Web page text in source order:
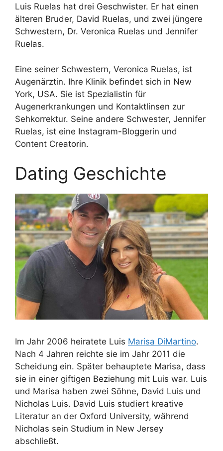
Luis Ruelas hat drei Geschwister. Er hat einen
älteren Bruder, David Ruelas, und zwei jüngere
Schwestern, Dr. Veronica Ruelas und Jennifer
Ruelas.
Eine seiner Schwestern, Veronica Ruelas, ist
Augenärztin. Ihre Klinik befindet sich in New
York, USA. Sie ist Spezialistin für
Augenerkrankungen und Kontaktlinsen zur
Sehkorrektur. Seine andere Schwester, Jennifer
Ruelas, ist eine Instagram-Bloggerin und
Content Creatorin.
Dating Geschichte
Im Jahr 2006 heiratete Luis Marisa DiMartino.
Nach 4 Jahren reichte sie im Jahr 2011 die
Scheidung ein. Später behauptete Marisa, dass
sie in einer giftigen Beziehung mit Luis war. Luis
und Marisa haben zwei Söhne, David Luis und
Nicholas Luis. David Luis studiert kreative
Literatur an der Oxford University, während
Nicholas sein Studium in New Jersey
abschließt.